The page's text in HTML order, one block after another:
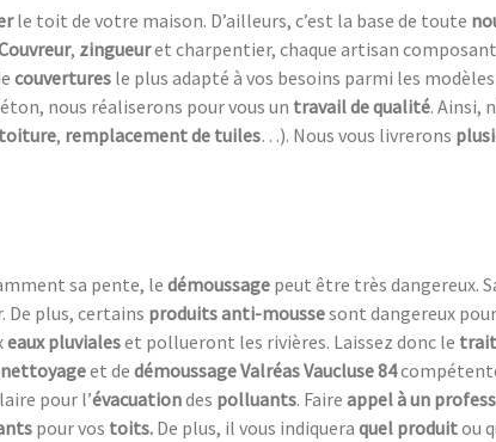
le toit de votre maison. D’ailleurs, c’est la base de toute
, zingueuret charpentier, chaque artisan
couvertures le plus adapté à vos besoins parmi les
nous réaliserons pour vous un travail de qualité. Ainsi,
, remplacement de tuiles…). Nous vous livrerons
sa pente, le démoussage peut être très dangereux.
De plus, certains produits anti-moussesont dangereux pour
eaux pluvialeset pollueront les rivières. Laissez donc le
et de démoussage Valréas Vaucluse 84
pour l’évacuationdes polluants. Faire appel à un
pour vos toits. De plus, il vous indiquera quel produitou